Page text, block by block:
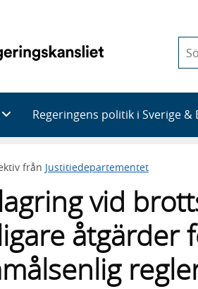
du
en
Regeringens politik i Sverige &
från Justitiedepartementet
vid
åtgärder